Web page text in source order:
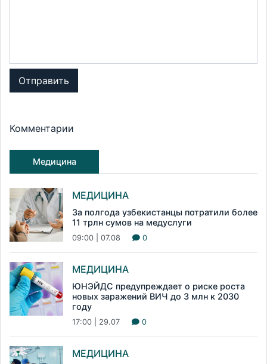
Отправить
Комментарии
Медицина
МЕДИЦИНА
За полгода узбекистанцы потратили более
11 трлн сумов на медуслуги
09:00 | 07.08 0
МЕДИЦИНА
ЮНЭЙДС предупреждает о риске роста
новых заражений ВИЧ до 3 млн к 2030
году
17:00 | 29.07 0
МЕДИЦИНА